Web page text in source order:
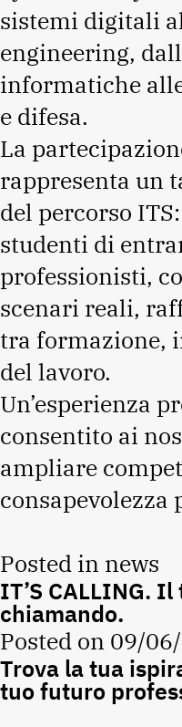
sistemi digitali
engineering,
informatiche
e difesa.
La
rappresenta un
del percorso
studenti di
professionisti,
scenari reali,
tra formazione,
del lavoro.
Un’esperienza
consentito ai
ampliare
consapevolezza
Posted in news
IT’S CALLING.
chiamando.
Posted on 09/
Trova la tua
tuo futuro